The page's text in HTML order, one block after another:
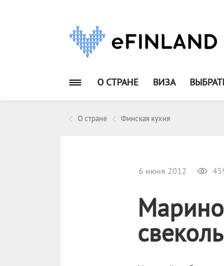
О СТРАНЕ ВИЗА
О стране Финская кухня
6 июня 2012